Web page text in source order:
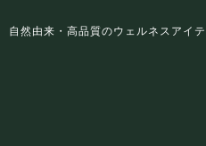
自然由来・高品質のウェルネスアイ